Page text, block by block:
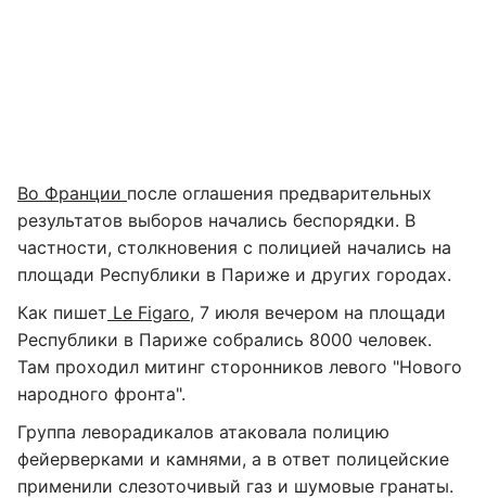
Во Франции после оглашения предварительных
результатов выборов начались беспорядки. В
частности, столкновения с полицией начались на
площади Республики в Париже и других городах.
Как пишет Le Figaro, 7 июля вечером на площади
Республики в Париже собрались 8000 человек.
Там проходил митинг сторонников левого "Нового
народного фронта".
Группа леворадикалов атаковала полицию
фейерверками и камнями, а в ответ полицейские
применили слезоточивый газ и шумовые гранаты.